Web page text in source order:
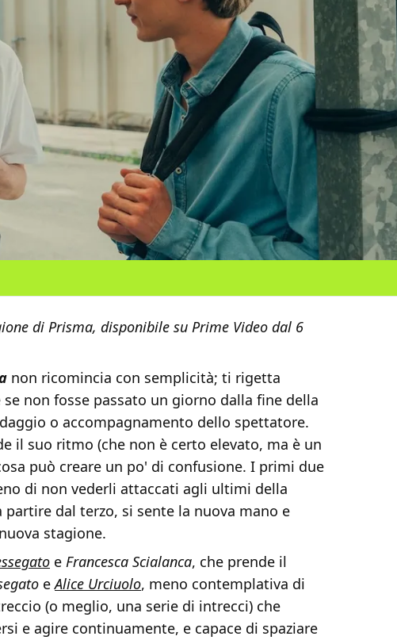
di Prisma, disponibile su Prime Video dal 6
non ricomincia con semplicità; ti rigetta
non fosse passato un giorno dalla fine della
o accompagnamento dello spettatore.
il suo ritmo (che non è certo elevato, ma è un
può creare un po' di confusione. I primi due
di non vederli attaccati agli ultimi della
dal terzo, si sente la nuova mano e
stagione.
e Francesca Scialanca, che prende il
eAlice Urciuolo, meno contemplativa di
(o meglio, una serie di intrecci) che
e agire continuamente, e capace di spaziare